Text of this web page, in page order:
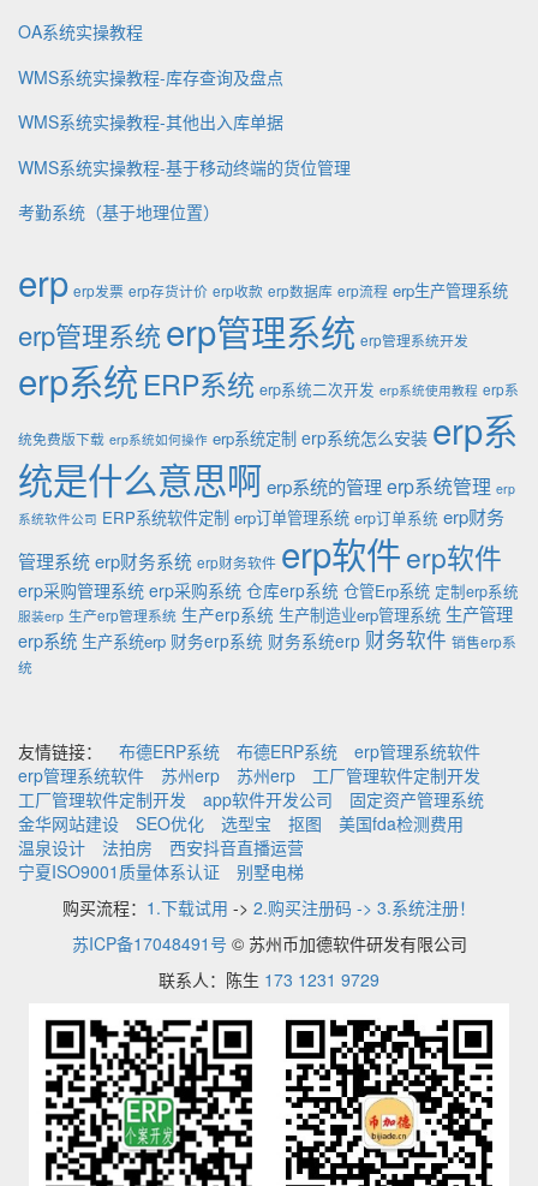
OA系统实操教程
WMS系统实操教程-库存查询及盘点
WMS系统实操教程-其他出入库单据
WMS系统实操教程-基于移动终端的货位管理
考勤系统（基于地理位置）
erp erp发票 erp存货计价 erp收款 erp数据库 erp流程 erp生产管理系统
erp管理系统erp管理系统 erp管理系统开发
erp系统 ERP系统 erp系统二次开发 erp系统使用教程 erp系
统免费版下载 erp系统如何操作 erp系统定制 erp系统怎么安装 erp系
统是什么意思啊erp系统的管理erp系统管理 erp
系统软件公司 ERP系统软件定制 erp订单管理系统 erp订单系统 erp财务
管理系统erp财务系统 erp财务软件 erp软件erp软件
erp采购管理系统 erp采购系统 仓库erp系统 仓管Erp系统 定制erp系统
服装erp 生产erp管理系统 生产erp系统 生产制造业erp管理系统 生产管理
erp系统 生产系统erp 财务erp系统 财务系统erp 财务软件 销售erp系
统
友情链接： 布德ERP系统 布德ERP系统
erp管理系统软件
erp管理系统软件
苏州erp 苏州erp
工厂管理软件定制开发
工厂管理软件定制开发
app软件开发公司
固定资产管理系统
金华网站建设
SEO优化 选型宝 抠图
美国fda检测费用
温泉设计
法拍房
西安抖音直播运营
宁夏ISO9001质量体系认证
别墅电梯
购买流程： 1.下载试用 -> 2.购买注册码 -> 3.系统注册！
苏ICP备17048491号 © 苏州币加德软件研发有限公司
联系人：陈生 173 1231 9729